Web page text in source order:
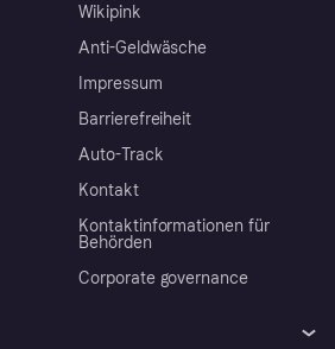
Wikipink
Anti-Geldwäsche
Impressum
Barrierefreiheit
Auto-Track
Kontakt
Kontaktinformationen für
Behörden
Corporate governance